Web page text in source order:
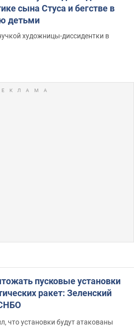
сына Стуса и бегстве в
детьми
художницы-диссидентки в
пусковые установки
ракет: Зеленский
что установки будут атакованы